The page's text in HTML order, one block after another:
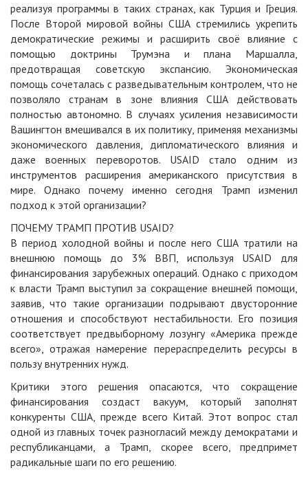
реализуя программы в таких странах, как Турция и Греция.
После Второй мировой войны США стремились укрепить
демократические режимы и расширить своё влияние с
помощью доктрины Трумэна и плана Маршалла,
предотвращая советскую экспансию. Экономическая
помощь сочеталась с разведывательным контролем, что не
позволяло странам в зоне влияния США действовать
полностью автономно. В случаях усиления независимости
Вашингтон вмешивался в их политику, применяя механизмы
экономического давления, дипломатического влияния и
даже военных переворотов. USAID стало одним из
инструментов расширения американского присутствия в
мире. Однако почему именно сегодня Трамп изменил
подход к этой организации?
ПОЧЕМУ ТРАМП ПРОТИВ USAID?
В период холодной войны и после него США тратили на
внешнюю помощь до 3% ВВП, используя USAID для
финансирования зарубежных операций. Однако с приходом
к власти Трамп выступил за сокращение внешней помощи,
заявив, что такие организации подрывают двусторонние
отношения и способствуют нестабильности. Его позиция
соответствует предвыборному лозунгу «Америка прежде
всего», отражая намерение перераспределить ресурсы в
пользу внутренних нужд.
Критики этого решения опасаются, что сокращение
финансирования создаст вакуум, который заполнят
конкуренты США, прежде всего Китай. Этот вопрос стал
одной из главных точек разногласий между демократами и
республиканцами, а Трамп, скорее всего, предпримет
радикальные шаги по его решению.